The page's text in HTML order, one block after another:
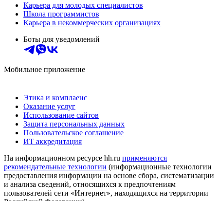
Карьера для молодых специалистов
Школа программистов
Карьера в некоммерческих организациях
Боты для уведомлений
Мобильное приложение
Этика и комплаенс
Оказание услуг
Использование сайтов
Защита персональных данных
Пользовательское соглашение
ИТ аккредитация
На информационном ресурсе hh.ru применяются
рекомендательные технологии (информационные технологии
предоставления информации на основе сбора, систематизации
и анализа сведений, относящихся к предпочтениям
пользователей сети «Интернет», находящихся на территории